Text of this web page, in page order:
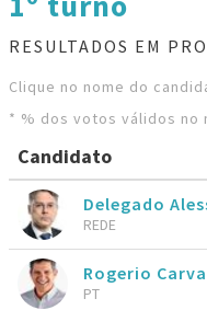
RESULTADOS EM
Clique no nome do
* % dos votos válidos no
Candidato
Delegado
REDE
Rogerio
PT